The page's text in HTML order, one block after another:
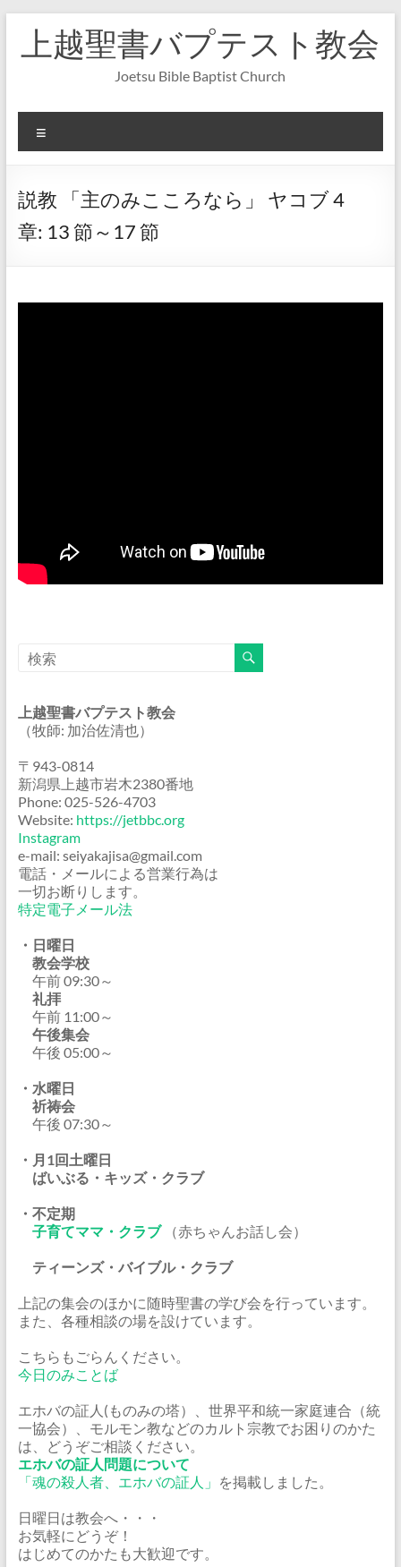
へ
上越聖書バプテスト教会
Joetsu Bible Baptist Church
ニ
ー
説教 「主のみこころなら」 ヤコブ 4
章: 13 節～17 節
上越聖書バプテスト教会
（牧師: 加治佐清也）
〒943-0814
新潟県上越市岩木2380番地
Phone: 025-526-4703
Website: https://jetbbc.org
Instagram
e-mail: seiyakajisa@gmail.com
電話・メールによる営業行為は
一切お断りします。
特定電子メール法
・日曜日
教会学校
午前 09:30～
礼拝
午前 11:00～
午後集会
午後 05:00～
・水曜日
祈祷会
午後 07:30～
・月1回土曜日
ばいぶる・キッズ・クラブ
・不定期
子育てママ・クラブ（赤ちゃんお話し会）
ティーンズ・バイブル・クラブ
上記の集会のほかに随時聖書の学び会を行っています。
また、各種相談の場を設けています。
こちらもごらんください。
今日のみことば
エホバの証人(ものみの塔）、世界平和統一家庭連合（統
一協会）、モルモン教などのカルト宗教でお困りのかた
は、どうぞご相談ください。
エホバの証人問題について
「魂の殺人者、エホバの証人」 を掲載しました。
日曜日は教会へ・・・
お気軽にどうぞ！
はじめてのかたも大歓迎です。